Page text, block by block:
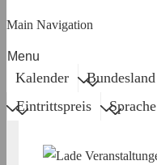
Main Navigation
Menu
Kalender Bundesland
Eintrittspreis
Sprache